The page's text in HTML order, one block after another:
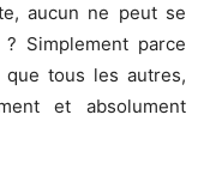
aucun ne peut se
Simplement parce
que tous les autres,
et absolument